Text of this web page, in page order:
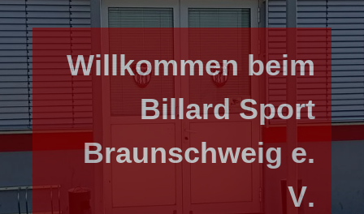
Willkommen beim
Billard Sport
Braunschweig e.
V.